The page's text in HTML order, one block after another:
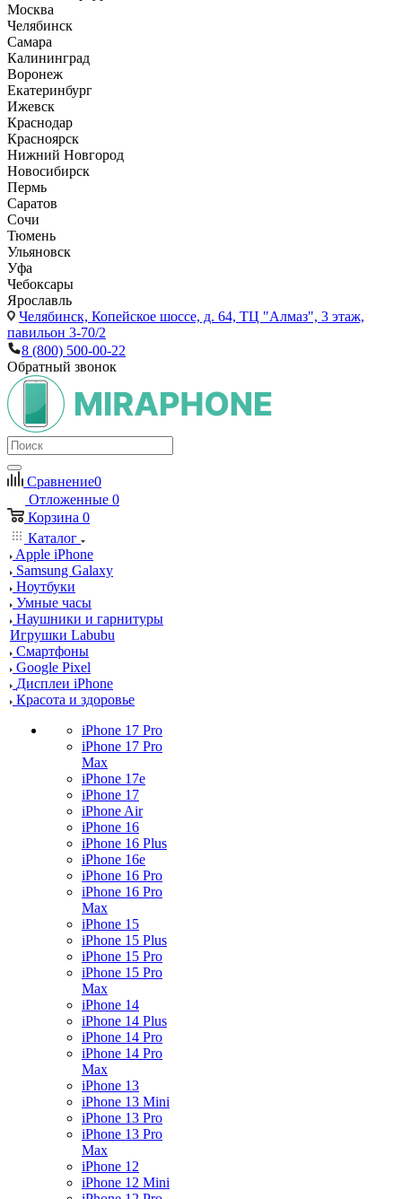
Москва
Челябинск
Самара
Калининград
Воронеж
Екатеринбург
Ижевск
Краснодар
Красноярск
Нижний Новгород
Новосибирск
Пермь
Саратов
Сочи
Тюмень
Ульяновск
Уфа
Чебоксары
Ярославль
Челябинск, Копейское шоссе, д. 64, ТЦ "Алмаз", 3 этаж,
павильон 3-70/2
8 (800) 500-00-22
Обратный звонок
Сравнение0
Отложенные 0
Корзина 0
Каталог
Apple iPhone
Samsung Galaxy
Ноутбуки
Умные часы
Наушники и гарнитуры
Игрушки Labubu
Смартфоны
Google Pixel
Дисплеи iPhone
Красота и здоровье
iPhone 17 Pro
iPhone 17 Pro
Max
iPhone 17e
iPhone 17
iPhone Air
iPhone 16
iPhone 16 Plus
iPhone 16e
iPhone 16 Pro
iPhone 16 Pro
Max
iPhone 15
iPhone 15 Plus
iPhone 15 Pro
iPhone 15 Pro
Max
iPhone 14
iPhone 14 Plus
iPhone 14 Pro
iPhone 14 Pro
Max
iPhone 13
iPhone 13 Mini
iPhone 13 Pro
iPhone 13 Pro
Max
iPhone 12
iPhone 12 Mini